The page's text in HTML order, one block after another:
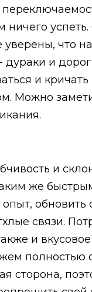
что
и
и
Можно
и
же
связи.
и
полностью
сторона,